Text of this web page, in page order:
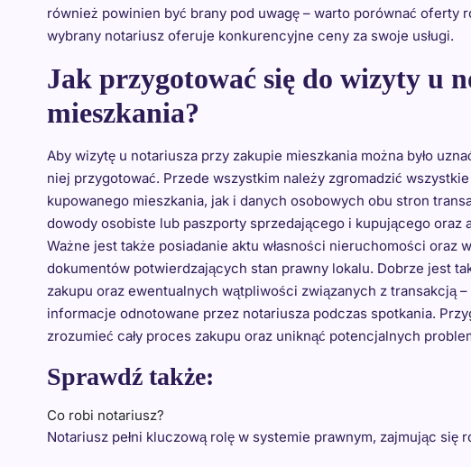
również powinien być brany pod uwagę – warto porównać oferty
wybrany notariusz oferuje konkurencyjne ceny za swoje usługi.
Jak przygotować się do wizyty u
mieszkania?
Aby wizytę u notariusza przy zakupie mieszkania można było
niej przygotować. Przede wszystkim należy zgromadzić
kupowanego mieszkania, jak i danych osobowych obu stron
dowody osobiste lub paszporty sprzedającego i kupującego
Ważne jest także posiadanie aktu własności nieruchomości
dokumentów potwierdzających stan prawny lokalu. Dobrze jest
zakupu oraz ewentualnych wątpliwości związanych z transakcją
informacje odnotowane przez notariusza podczas spotkania.
zrozumieć cały proces zakupu oraz uniknąć potencjalnych
Sprawdź także:
Co robi notariusz?
Notariusz pełni kluczową rolę w systemie prawnym, zajmując